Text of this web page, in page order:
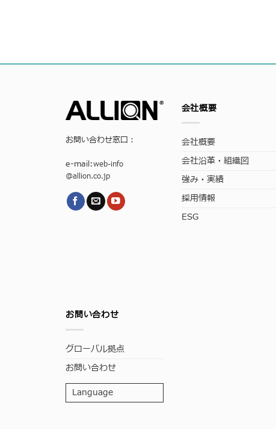
お問い合わせ窓口：
e-mail:web-info
@allion.co.jp
会社概要
会社概要
会社沿革・組織図
強み・実績
採用情報
ESG
お問い合わせ
グローバル拠点
お問い合わせ
Language